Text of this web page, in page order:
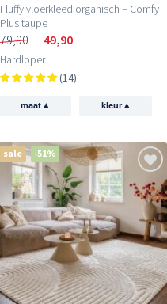
Fluffy vloerkleed organisch – Comfy
Plus taupe
79,90 49,90
Hardloper
(14)
maat ▴ kleur▴
sale -51%